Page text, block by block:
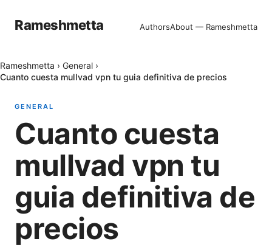
Rameshmetta AuthorsAbout — Rameshmetta
Rameshmetta › General ›
Cuanto cuesta mullvad vpn tu guia definitiva de precios
GENERAL
Cuanto cuesta
mullvad vpn tu
guia definitiva de
precios